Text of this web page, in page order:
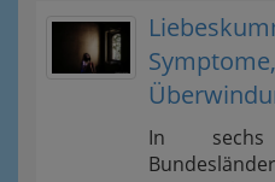
In sechs